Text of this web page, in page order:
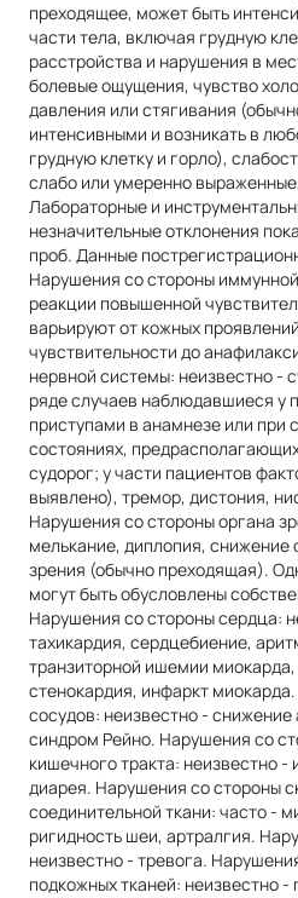
преходящее, может быть
части тела, включая грудную
расстройства и нарушения в
болевые ощущения, чувство
давления или стягивания
интенсивными и возникать в
грудную клетку и горло),
слабо или умеренно
Лабораторные и
незначительные отклонения
проб. Данные
Нарушения со стороны
реакции повышенной
варьируют от кожных
чувствительности до
нервной системы: неизвестно -
ряде случаев наблюдавшиеся у
приступами в анамнезе или при
состояниях,
судорог; у части пациентов
выявлено), тремор, дистония,
Нарушения со стороны органа
мелькание, диплопия, снижение
зрения (обычно преходящая).
могут быть обусловлены
Нарушения со стороны сердца:
тахикардия, сердцебиение,
транзиторной ишемии
стенокардия, инфаркт
сосудов: неизвестно - снижение
синдром Рейно. Нарушения со
кишечного тракта: неизвестно -
диарея. Нарушения со стороны
соединительной ткани: часто -
ригидность шеи, артралгия.
неизвестно - тревога.
подкожных тканей: неизвестно -